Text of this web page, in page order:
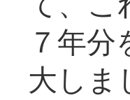
７年
大